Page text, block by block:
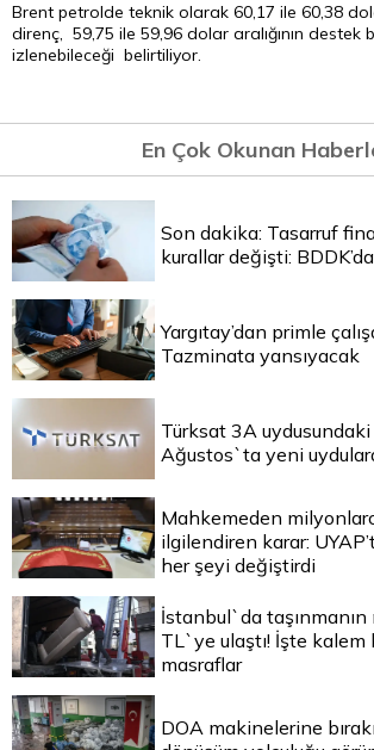
Brent petrolde teknik olarak 60,17 ile 60,38
direnç, 59,75 ile 59,96 dolar aralığının destek
izlenebileceği belirtiliyor.
En Çok Okunan
Son dakika: Tasarruf
kurallar değişti:
Yargıtay’dan primle
Tazminata yansıyacak
Türksat 3A
Ağustos`ta yeni
Mahkemeden
ilgilendiren karar:
her şeyi değiştirdi
İstanbul`da
TL`ye ulaştı! İşte kalem
masraflar
DOA makinelerine